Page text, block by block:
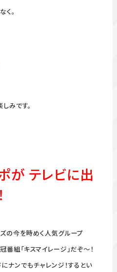
く。
みです。
が テレビに出
の今を時めく人気グループ
冠番組「キスマイレージ」だぞ～！
ナンでもチャレンジ！するとい